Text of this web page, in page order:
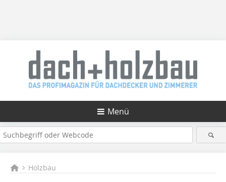
Menü
Holzbau